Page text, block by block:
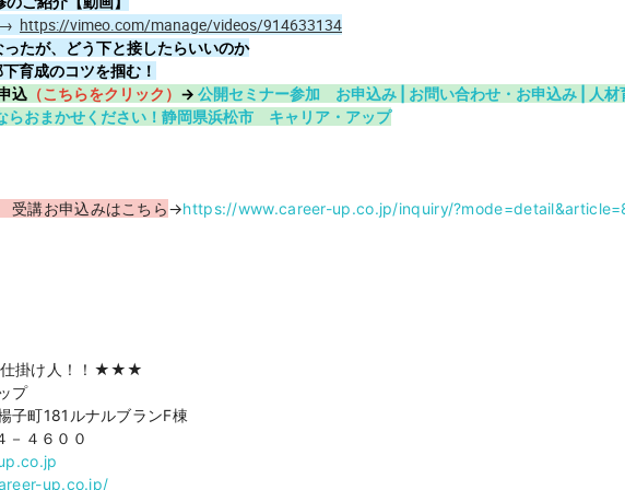
https://vimeo.com/manage/videos/914633134
ったが、どう下と接したらいいのか
下育成のコツを掴む！
込 （こちらをクリック） → 公開セミナー参加 お申込み | お問い合わせ・お申込み | 人材
らおまかせください！静岡県浜松市 キャリア・アップ
受講お申込みはこちら→https://www.career-up.co.jp/inquiry/
掛け人！！★★★
プ
子町181ルナルブランF棟
－４６００
up.co.jp/